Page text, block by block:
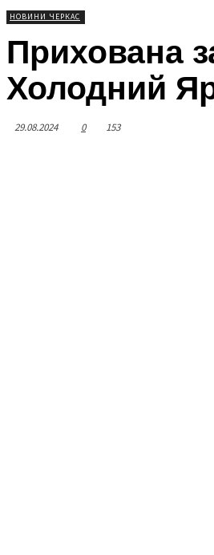
НОВИНИ ЧЕРКАС
Прихована
Холодний
29.08.2024 0 153